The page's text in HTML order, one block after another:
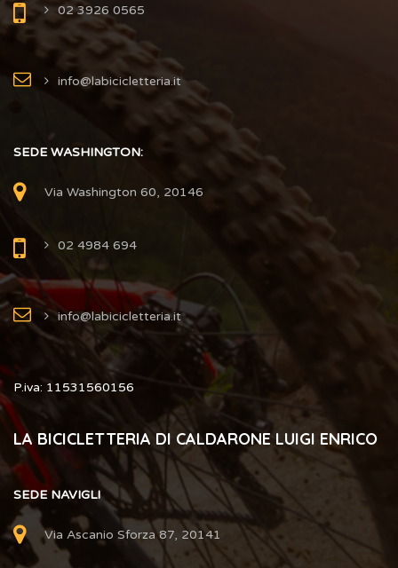
02 3926 0565
info@labicicletteria.it
SEDE WASHINGTON:
Via Washington 60, 20146
02 4984 694
info@labicicletteria.it
P.iva: 11531560156
LA BICICLETTERIA DI CALDARONE LUIGI ENRICO
SEDE NAVIGLI
Via Ascanio Sforza 87, 20141